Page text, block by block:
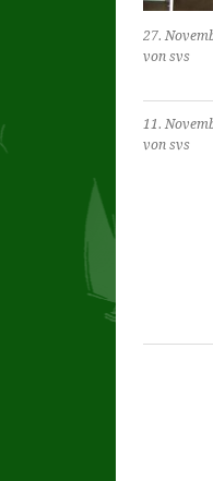
27.
von svs
11.
von svs